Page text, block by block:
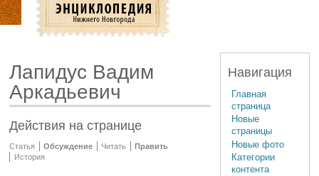
Лапидус Вадим
Аркадьевич
Действия на странице
Статья Обсуждение Читать
Править
История
Навигация
Главная
страница
Новые
страницы
Новые фото
Категории
контента